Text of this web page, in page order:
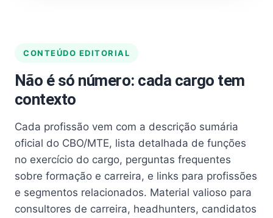
CONTEÚDO EDITORIAL
Não é só número: cada cargo tem
contexto
Cada profissão vem com a descrição sumária
oficial do CBO/MTE, lista detalhada de funções
no exercício do cargo, perguntas frequentes
sobre formação e carreira, e links para profissões
e segmentos relacionados. Material valioso para
consultores de carreira, headhunters, candidatos